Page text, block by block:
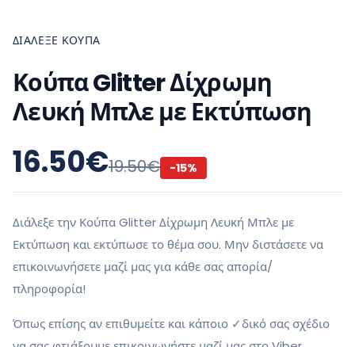
ΔΙΆΛΕΞΕ ΚΟΎΠΑ
Κούπα Glitter Δίχρωμη
Λευκή Μπλε με Εκτύπωση
16.50€19.50€ -15%
Διάλεξε την Κούπα Glitter Δίχρωμη Λευκή Μπλε με
Εκτύπωση και εκτύπωσε το θέμα σου. Μην διστάσετε να
επικοινωνήσετε μαζί μας για κάθε σας απορία/
πληροφορία!
Όπως επίσης αν επιθυμείτε και κάποιο ✓δικό σας σχέδιο